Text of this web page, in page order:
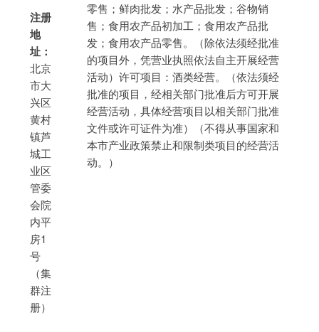
注册
地
址：
北京
市大
兴区
黄村
镇芦
城工
业区
管委
会院
内平
房1
号
（集
群注
册）
零售；鲜肉批发；水产品批发；谷物销
售；食用农产品初加工；食用农产品批
发；食用农产品零售。（除依法须经批准
的项目外，凭营业执照依法自主开展经营
活动）许可项目：酒类经营。（依法须经
批准的项目，经相关部门批准后方可开展
经营活动，具体经营项目以相关部门批准
文件或许可证件为准）（不得从事国家和
本市产业政策禁止和限制类项目的经营活
动。）